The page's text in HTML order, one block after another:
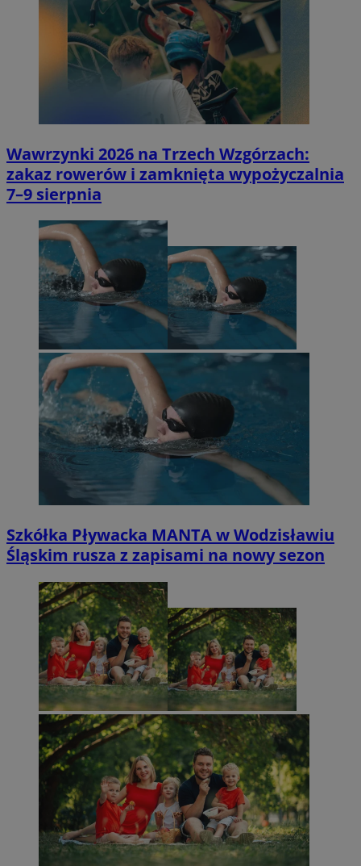
Wawrzynki 2026 na Trzech Wzgórzach:
zakaz rowerów i zamknięta wypożyczalnia
7–9 sierpnia
Szkółka Pływacka MANTA w Wodzisławiu
Śląskim rusza z zapisami na nowy sezon